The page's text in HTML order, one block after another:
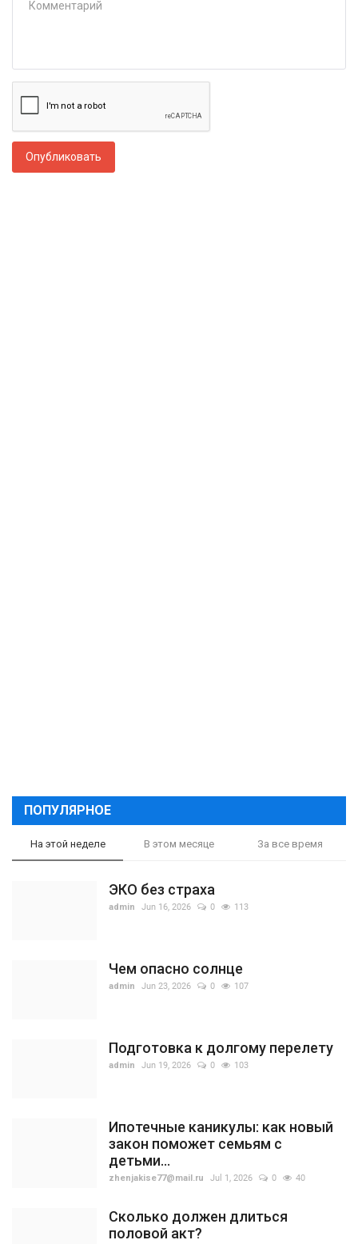
Опубликовать
ПОПУЛЯРНОЕ
На этой неделе В этом месяце За все время
ЭКО без страха
admin Jun 16, 2026 0 113
Чем опасно солнце
admin Jun 23, 2026 0 107
Подготовка к долгому перелету
admin Jun 19, 2026 0 103
Ипотечные каникулы: как новый
закон поможет семьям с
детьми...
zhenjakise77@mail.ru Jul 1, 2026 0 40
Сколько должен длиться
половой акт?